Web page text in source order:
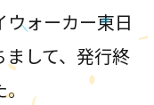
ォーカー東日
して、発行終